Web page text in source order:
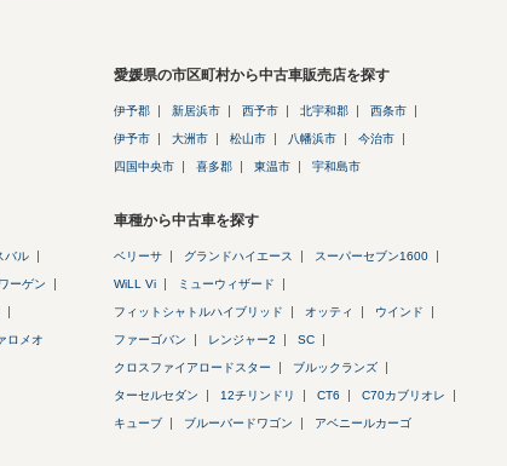
愛媛県の市区町村から中古車販売店を探す
伊予郡 新居浜市 西予市 北宇和郡 西条市
伊予市 大洲市 松山市 八幡浜市 今治市
四国中央市 喜多郡 東温市 宇和島市
バル
ーゲン
ロメオ
車種から中古車を探す
ベリーサ グランドハイエース スーパーセブン1600
WiLL Vi ミューウィザード
フィットシャトルハイブリッド オッティ ウインド
ファーゴバン レンジャー2 SC
クロスファイアロードスター ブルックランズ
ターセルセダン 12チリンドリ CT6 C70カブリオレ
キューブ ブルーバードワゴン アベニールカーゴ